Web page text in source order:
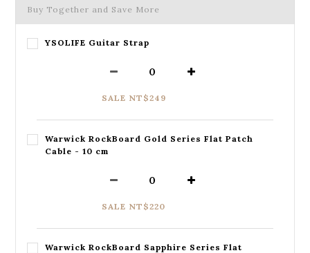
Buy Together and Save More
YSOLIFE Guitar Strap
SALE NT$249
Warwick RockBoard Gold Series Flat Patch
Cable - 10 cm
SALE NT$220
Warwick RockBoard Sapphire Series Flat